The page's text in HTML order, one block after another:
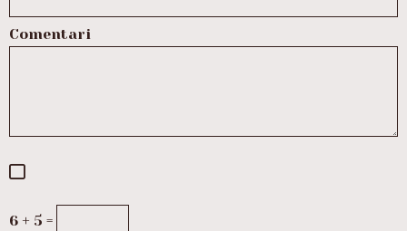
Comentari
6 + 5 =